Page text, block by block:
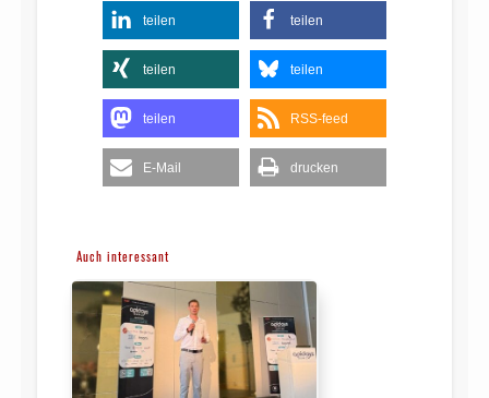
teilen teilen
teilen teilen
teilen RSS-feed
E-Mail drucken
Auch interessant